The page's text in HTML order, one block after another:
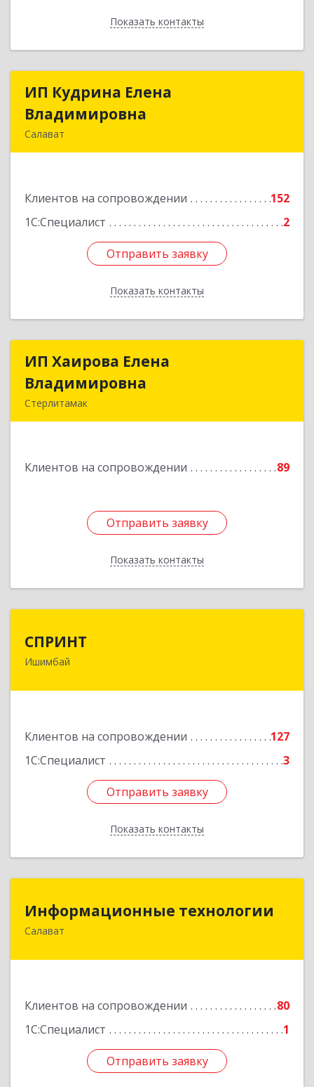
Показать контакты
Назад
ИП Кудрина Елена
Владимировна
Салават
Клиентов на сопровождении
152
1С:Специалист
2
Отправить заявку
Показать контакты
ИП Кудрина Елена
Подробнее
Отправить заявку
Назад
ИП Хаирова Елена
Владимировна
Стерлитамак
Клиентов на сопровождении 89
Отправить заявку
Показать контакты
ИП Хаирова Елена
Отправить заявку
Назад
СПРИНТ
Ишимбай
Клиентов на сопровождении
127
1С:Специалист
3
Отправить заявку
Показать контакты
453201, Башкортостан Респ, Ишимбайский р-н,
Отправить заявку
Назад
Информационные технологии
Салават
Клиентов на сопровождении
80
1С:Специалист
1
Отправить заявку
Информационные технологии
Отправить заявку